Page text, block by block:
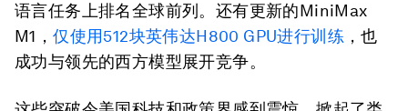
语言任务上排名全球前列。还有更新的MiniMax
M1，仅使用512块英伟达H800 GPU进行训练 ，也
成功与领先的西方模型展开竞争。